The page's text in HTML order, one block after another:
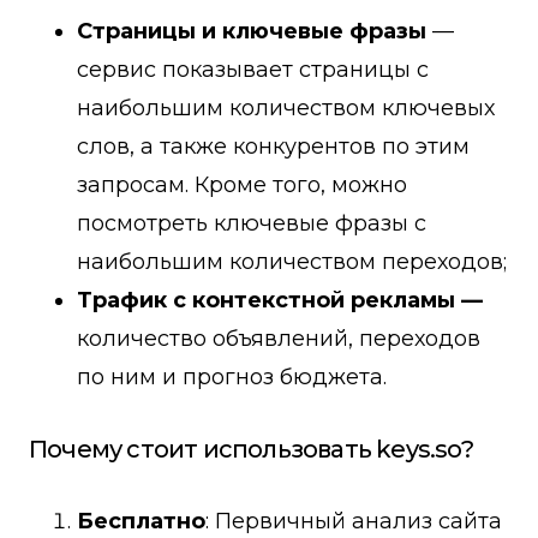
Страницы и ключевые фразы —
сервис показывает страницы с
наибольшим количеством ключевых
слов, а также конкурентов по этим
запросам. Кроме того, можно
посмотреть ключевые фразы с
наибольшим количеством переходов;
Трафик с контекстной рекламы —
количество объявлений, переходов
по ним и прогноз бюджета.
Почему стоит использовать keys.so?
Бесплатно: Первичный анализ сайта